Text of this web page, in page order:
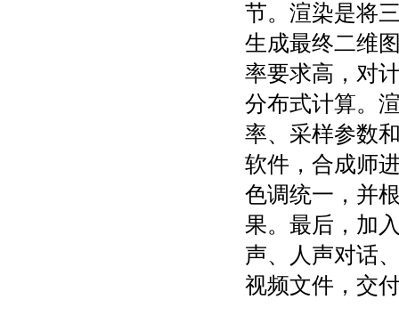
节。渲染是将
生成最终二维
率要求高，对
分布式计算。
率、采样参数
软件，合成师
色调统一，并
果。最后，加
声、人声对话
视频文件，交